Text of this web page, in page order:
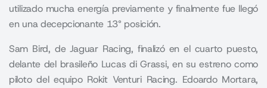
utilizado mucha energía previamente y finalmente fue llegó
en una decepcionante 13° posición.
Sam Bird, de Jaguar Racing, finalizó en el cuarto puesto,
delante del brasileño Lucas di Grassi, en su estreno como
piloto del equipo Rokit Venturi Racing. Edoardo Mortara,